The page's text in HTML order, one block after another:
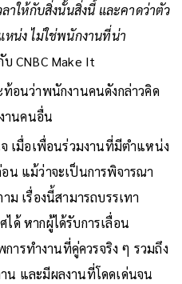
าให้กับสิ่งนั้นสิ่งนี้ และคาดว่าตัว
หน่ง ไม่ใช่พนักงานที่น่า
CNBC Make It
อนว่าพนักงานคนดังกล่าวคิด
านคนอื่น
เมื่อเพื่อนร่วมงานที่มีตำแหน่ง
น แม้ว่าจะเป็นการพิจารณา
ม เรื่องนี้สามารถบรรเทา
ด้ หากผู้ได้รับการเลื่อน
ารทำงานที่คู่ควรจริง ๆ รวมถึง
และมีผลงานที่โดดเด่นจน